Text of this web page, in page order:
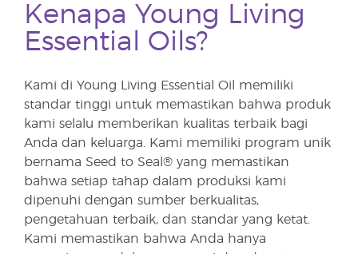
Kenapa Young Living
Essential Oils?
Kami di Young Living Essential Oil memiliki
standar tinggi untuk memastikan bahwa produk
kami selalu memberikan kualitas terbaik bagi
Anda dan keluarga. Kami memiliki program unik
bernama Seed to Seal® yang memastikan
bahwa setiap tahap dalam produksi kami
dipenuhi dengan sumber berkualitas,
pengetahuan terbaik, dan standar yang ketat.
Kami memastikan bahwa Anda hanya